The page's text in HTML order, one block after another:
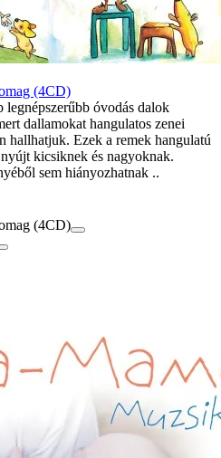
(4CD)
óvodás dalok
dallamokat hangulatos zenei
hallhatjuk. Ezek a remek hangulatú
kicsiknek és nagyoknak.
sem hiányozhatnak ..
(4CD)